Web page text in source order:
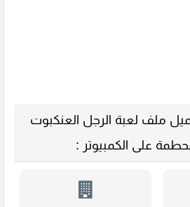
ملف لعبة الرجل العنكبوت
على الكمبيوتر :